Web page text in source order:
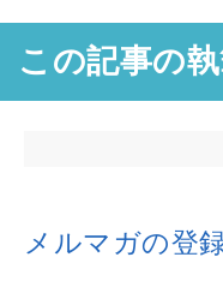
この記事の
メルマガの登